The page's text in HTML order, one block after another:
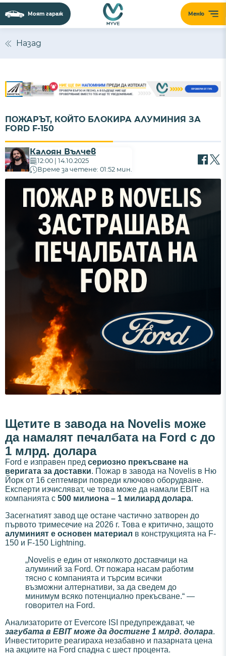
Меню
Моят гараж
Назад
ПОЖАРЪТ, КОЙТО БЛОКИРА АЛУМИНИЯ ЗА
FORD F-150
Калоян Вълчев
12:00 | 14.10.2025
Време за четене: 01:52 мин.
Щетите в завода на Novelis може
да намалят печалбата на Ford с до
1 млрд. долара
Ford е изправен пред сериозно прекъсване на
веригата за доставки. Пожар в завода на Novelis в Ню
Йорк от 16 септември повреди ключово оборудване.
Експерти изчисляват, че това може да намали EBIT на
компанията с 500 милиона – 1 милиард долара.
Засегнатият завод ще остане частично затворен до
първото тримесечие на 2026 г. Това е критично, защото
алуминият е основен материал в конструкцията на F-
150 и F-150 Lightning.
„Novelis е един от няколкото доставчици на
алуминий за Ford. От пожара насам работим
тясно с компанията и търсим всички
възможни алтернативи, за да сведем до
минимум всяко потенциално прекъсване.“ —
говорител на Ford.
Анализаторите от Evercore ISI предупреждават, че
загубата в EBIT може да достигне 1 млрд. долара.
Инвеститорите реагираха незабавно и пазарната цена
на акциите на Ford спадна с шест процента.